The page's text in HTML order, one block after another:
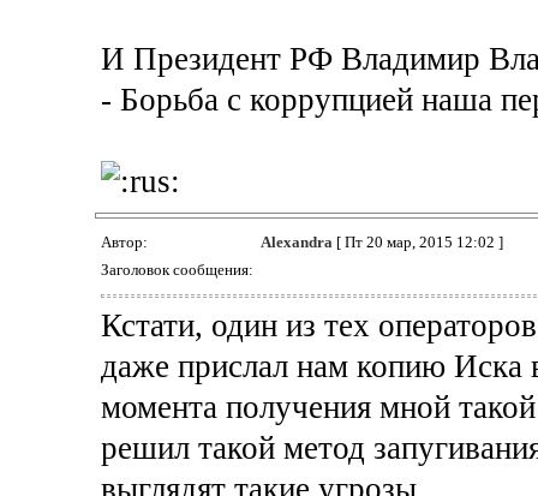
И Президент РФ Владимир
- Борьба с коррупцией наша
Автор: Alexandra [ Пт 20 мар, 2015 12:02 ]
Заголовок сообщения:
Кстати, один из тех
даже прислал нам копию Иска
момента получения мной
решил такой метод